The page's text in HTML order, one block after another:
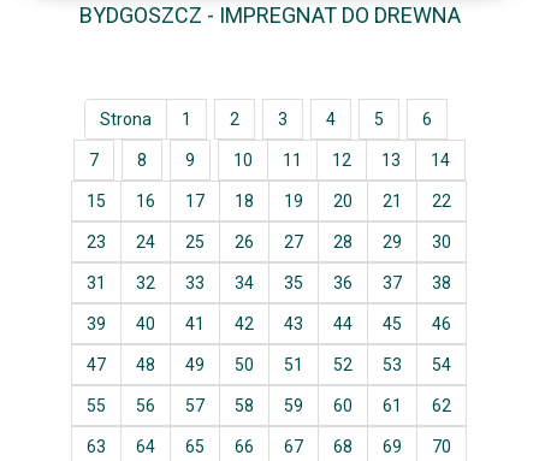
BYDGOSZCZ - IMPREGNAT DO DREWNA
Strona 1 2 3 4 5 6
7 8 9 10 11 12 13 14
15 16 17 18 19 20 21 22
23 24 25 26 27 28 29 30
31 32 33 34 35 36 37 38
39 40 41 42 43 44 45 46
47 48 49 50 51 52 53 54
55 56 57 58 59 60 61 62
63 64 65 66 67 68 69 70